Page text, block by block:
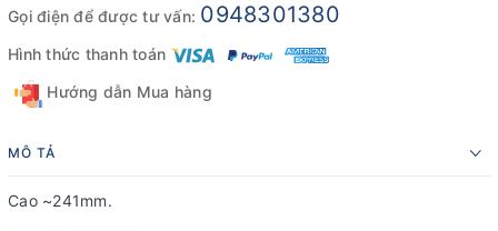
Gọi điện để được tư vấn: 0948301380
Hình thức thanh toán
Hướng dẫn Mua hàng
MÔ TẢ
Cao ~241mm.